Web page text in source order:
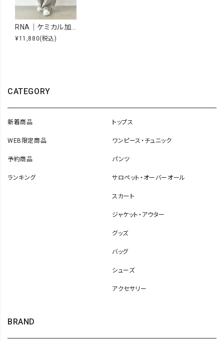
¥11,880(税込)
CATEGORY
新着商品
WEB限定商品
予約商品
ランキング
トップス
ワンピース・チュニック
パンツ
サロペット・オーバーオール
スカート
ジャケット・アウター
グッズ
バッグ
シューズ
アクセサリー
BRAND